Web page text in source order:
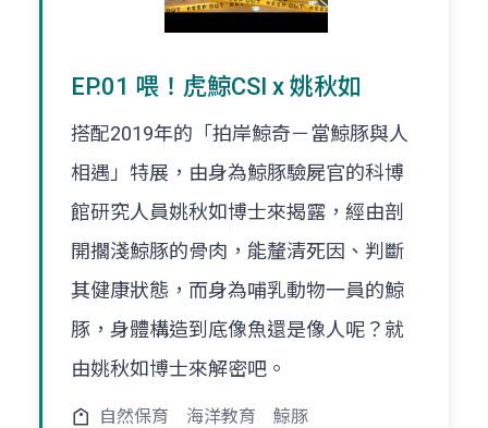
EP.01 喂！虎鯨CSI x 姚秋如
搭配2019年的「拍岸鯨奇－當鯨豚與人
相遇」特展，由身為鯨豚驗屍官的科博
館研究人員姚秋如博士來揭露，經由剖
開擱淺鯨豚的骨肉，能釐清死因、判斷
其健康狀態，而身為哺乳動物一員的鯨
豚，身體構造到底像魚還是像人呢？就
由姚秋如博士來解密吧。
自然保育 海洋教育 鯨豚